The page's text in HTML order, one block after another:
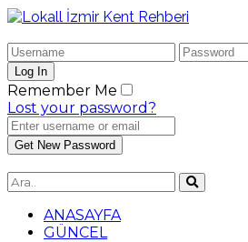
Remember Me
Lost your password?
ANASAYFA
GÜNCEL